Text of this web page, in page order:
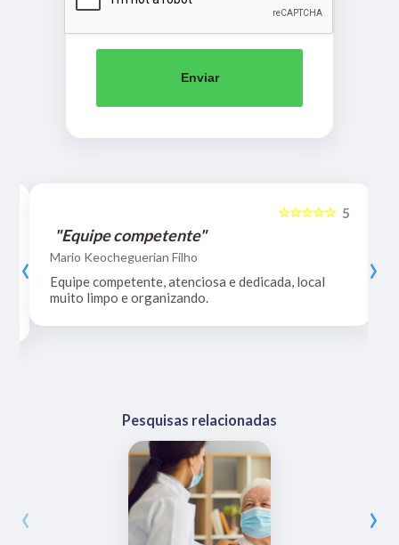
Enviar
5
☆☆☆☆☆
"Equipe competente"
Mario Keocheguerian Filho
Equipe competente, atenciosa e dedicada, local
muito limpo e organizando.
‹ ›
Pesquisas relacionadas
‹ ›